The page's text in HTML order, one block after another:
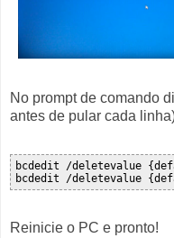
No prompt de comando
antes de pular cada
bcdedit /deletevalue
Reinicie o PC e pronto!